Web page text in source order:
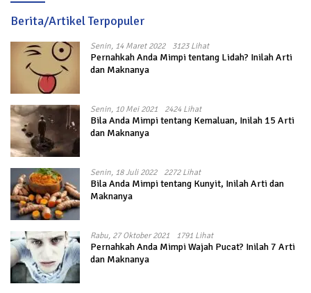
Berita/Artikel Terpopuler
Senin, 14 Maret 2022 3123 Lihat
Pernahkah Anda Mimpi tentang Lidah? Inilah Arti
dan Maknanya
Senin, 10 Mei 2021 2424 Lihat
Bila Anda Mimpi tentang Kemaluan, Inilah 15 Arti
dan Maknanya
Senin, 18 Juli 2022 2272 Lihat
Bila Anda Mimpi tentang Kunyit, Inilah Arti dan
Maknanya
Rabu, 27 Oktober 2021 1791 Lihat
Pernahkah Anda Mimpi Wajah Pucat? Inilah 7 Arti
dan Maknanya